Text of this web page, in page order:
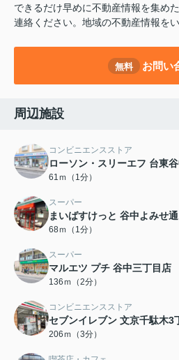
できるだけ早めに不動産情報を集め
連絡ください。地域の不動産情報を
無料 お問い
周辺施設
コンビニエンスストア
ローソン・スリーエフ 台東
61ｍ（1分）
スーパー
まいばすけっと 谷中よみせ
68ｍ（1分）
スーパー
マルエツ プチ 谷中三丁目店
136ｍ（2分）
コンビニエンスストア
セブンイレブン 文京千駄木3
206ｍ（3分）